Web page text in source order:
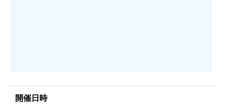
開催日時